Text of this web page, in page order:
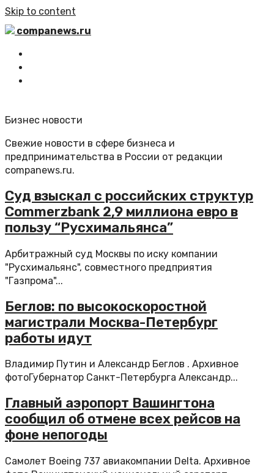
Skip to content
companews.ru
Бизнес новости
Свежие новости в сфере бизнеса и
предпринимательства в России от редакции
companews.ru.
Суд взыскал с российских структур
Commerzbank 2,9 миллиона евро в
пользу “Русхимальянса”
Арбитражный суд Москвы по иску компании
"Русхимальянс", совместного предприятия
"Газпрома"...
Беглов: по высокоскоростной
магистрали Москва-Петербург
работы идут
Владимир Путин и Александр Беглов . Архивное
фотоГубернатор Санкт-Петербурга Александр...
Главный аэропорт Вашингтона
сообщил об отмене всех рейсов на
фоне непогоды
Самолет Boeing 737 авиакомпании Delta. Архивное